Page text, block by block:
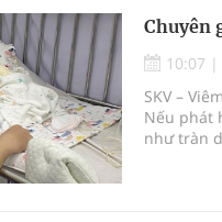
Chuyên
10:07 |
SKV –
Nếu phát
như tràn